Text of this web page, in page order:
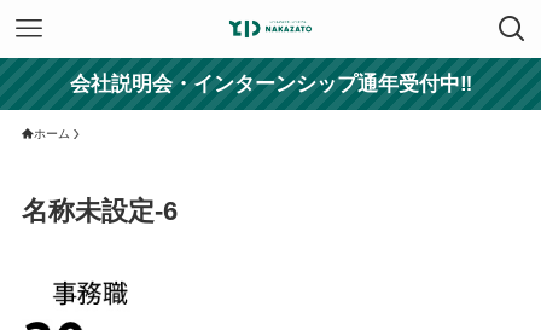
会社説明会・インターンシップ通年受付中‼
ホーム
名称未設定-6